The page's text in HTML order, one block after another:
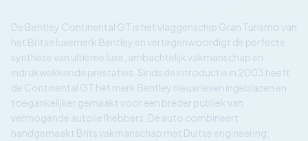
De Bentley Continental GT is het vlaggenschip Gran Turismo van
het Britse luxemerk Bentley en vertegenwoordigt de perfecte
synthese van ultieme luxe, ambachtelijk vakmanschap en
indrukwekkende prestaties. Sinds de introductie in 2003 heeft
de Continental GT het merk Bentley nieuw leven ingeblazen en
toegankelijker gemaakt voor een breder publiek van
vermogende autoliefhebbers. De auto combineert
handgemaakt Brits vakmanschap met Duitse engineering,